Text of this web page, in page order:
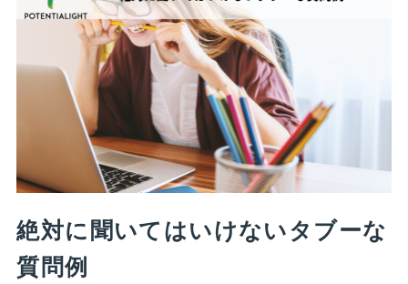
絶対に聞いてはいけないタブーな
質問例